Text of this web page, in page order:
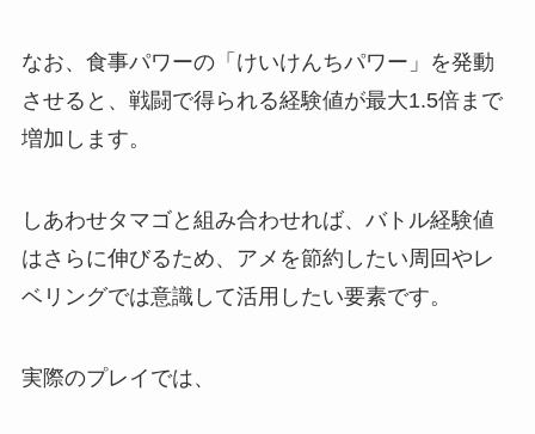
なお、食事パワーの「けいけんちパワー」を発動
させると、戦闘で得られる経験値が最大1.5倍まで
増加します。
しあわせタマゴと組み合わせれば、バトル経験値
はさらに伸びるため、アメを節約したい周回やレ
ベリングでは意識して活用したい要素です。
実際のプレイでは、